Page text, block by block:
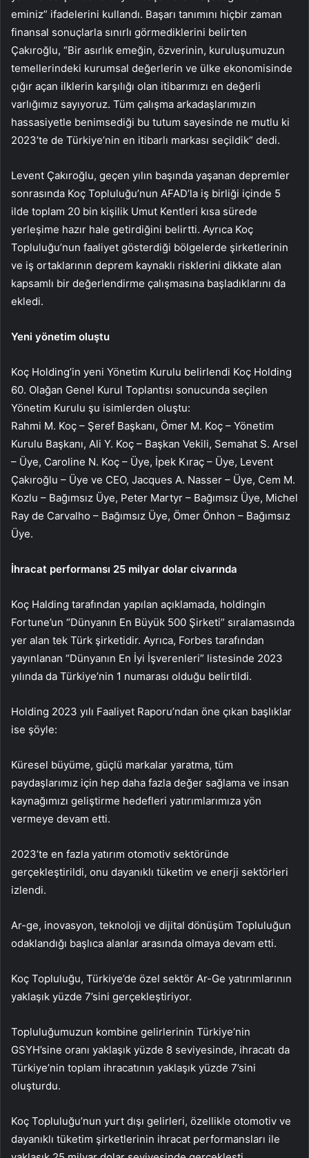
eminiz” ifadelerini kullandı. Başarı tanımını hiçbir zaman
finansal sonuçlarla sınırlı görmediklerini belirten
Çakıroğlu, “Bir asırlık emeğin, özverinin, kuruluşumuzun
temellerindeki kurumsal değerlerin ve ülke ekonomisinde
çığır açan ilklerin karşılığı olan itibarımızı en değerli
varlığımız sayıyoruz. Tüm çalışma arkadaşlarımızın
hassasiyetle benimsediği bu tutum sayesinde ne mutlu ki
2023’te de Türkiye’nin en itibarlı markası seçildik” dedi.
Levent Çakıroğlu, geçen yılın başında yaşanan depremler
sonrasında Koç Topluluğu’nun AFAD’la iş birliği içinde 5
ilde toplam 20 bin kişilik Umut Kentleri kısa sürede
yerleşime hazır hale getirdiğini belirtti. Ayrıca Koç
Topluluğu’nun faaliyet gösterdiği bölgelerde şirketlerinin
ve iş ortaklarının deprem kaynaklı risklerini dikkate alan
kapsamlı bir değerlendirme çalışmasına başladıklarını da
ekledi.
Yeni yönetim oluştu
Koç Holding’in yeni Yönetim Kurulu belirlendi Koç Holding
60. Olağan Genel Kurul Toplantısı sonucunda seçilen
Yönetim Kurulu şu isimlerden oluştu:
Rahmi M. Koç – Şeref Başkanı, Ömer M. Koç – Yönetim
Kurulu Başkanı, Ali Y. Koç – Başkan Vekili, Semahat S. Arsel
– Üye, Caroline N. Koç – Üye, İpek Kıraç – Üye, Levent
Çakıroğlu – Üye ve CEO, Jacques A. Nasser – Üye, Cem M.
Kozlu – Bağımsız Üye, Peter Martyr – Bağımsız Üye, Michel
Ray de Carvalho – Bağımsız Üye, Ömer Önhon – Bağımsız
Üye.
İhracat performansı 25 milyar dolar civarında
Koç Halding tarafından yapılan açıklamada, holdingin
Fortune’un “Dünyanın En Büyük 500 Şirketi” sıralamasında
yer alan tek Türk şirketidir. Ayrıca, Forbes tarafından
yayınlanan “Dünyanın En İyi İşverenleri” listesinde 2023
yılında da Türkiye’nin 1 numarası olduğu belirtildi.
Holding 2023 yılı Faaliyet Raporu’ndan öne çıkan başlıklar
ise şöyle:
Küresel büyüme, güçlü markalar yaratma, tüm
paydaşlarımız için hep daha fazla değer sağlama ve insan
kaynağımızı geliştirme hedefleri yatırımlarımıza yön
vermeye devam etti.
2023’te en fazla yatırım otomotiv sektöründe
gerçekleştirildi, onu dayanıklı tüketim ve enerji sektörleri
izlendi.
Ar-ge, inovasyon, teknoloji ve dijital dönüşüm Topluluğun
odaklandığı başlıca alanlar arasında olmaya devam etti.
Koç Topluluğu, Türkiye’de özel sektör Ar-Ge yatırımlarının
yaklaşık yüzde 7’sini gerçekleştiriyor.
Topluluğumuzun kombine gelirlerinin Türkiye’nin
GSYH’sine oranı yaklaşık yüzde 8 seviyesinde, ihracatı da
Türkiye’nin toplam ihracatının yaklaşık yüzde 7’sini
oluşturdu.
Koç Topluluğu’nun yurt dışı gelirleri, özellikle otomotiv ve
dayanıklı tüketim şirketlerinin ihracat performansları ile